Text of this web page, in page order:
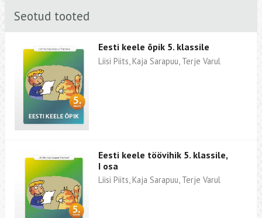
Seotud tooted
Eesti keele õpik 5. klassile
Liisi Piits, Kaja Sarapuu, Terje Varul
Eesti keele töövihik 5. klassile,
I osa
Liisi Piits, Kaja Sarapuu, Terje Varul